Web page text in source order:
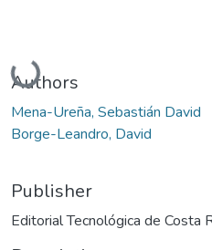
Loading...
Authors
Mena-Ureña, Sebastián David
Borge-Leandro, David
Publisher
Editorial Tecnológica de Costa